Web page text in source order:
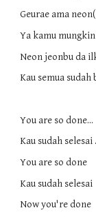
Geurae ama
Ya kamu
Neon jeonbu da
Kau semua sudah
You are so done...
Kau sudah selesai
You are so done
Kau sudah selesai
Now you're done